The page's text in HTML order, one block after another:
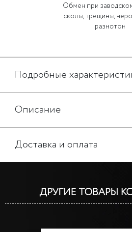
Обмен при
сколы, трещины,
разнотон
Подробные
Описание
Доставка и оплата
ДРУГИЕ ТОВАРЫ